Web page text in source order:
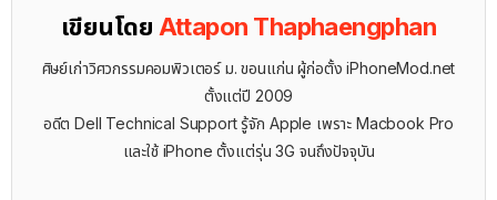
เขียนโดย Attapon Thaphaengphan
ศิษย์เก่าวิศวกรรมคอมพิวเตอร์ ม. ขอนแก่น ผู้ก่อตั้ง iPhoneMod.net
ตั้งแต่ปี 2009
อดีต Dell Technical Support รู้จัก ​Apple เพราะ Macbook Pro
และใช้ iPhone ตั้งแต่รุ่น 3G จนถึงปัจจุบัน